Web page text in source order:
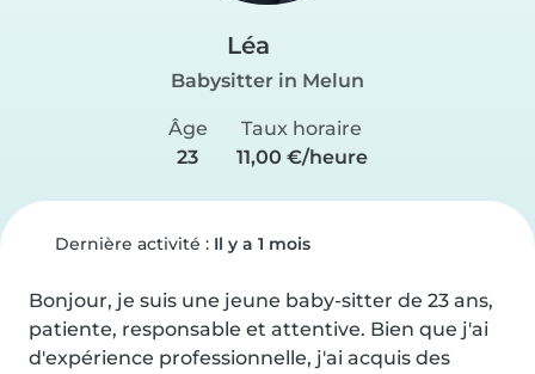
Léa
Babysitter in Melun
Âge
23
Taux horaire
11,00 €/heure
Dernière activité : Il y a 1 mois
Bonjour, je suis une jeune baby-sitter de 23 ans,
patiente, responsable et attentive. Bien que j'ai
d'expérience professionnelle, j'ai acquis des